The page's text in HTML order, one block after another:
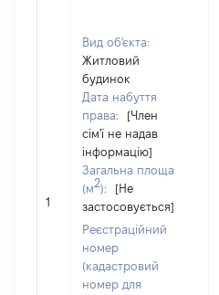
1
Вид об'єкта:
Житловий
будинок
Дата набуття
права:
[Член
сім'ї не надав
інформацію]
Загальна площа
(м2):
[Не
застосовується]
Реєстраційний
номер
(кадастровий
номер для